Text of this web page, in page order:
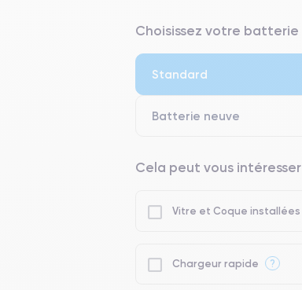
⭐ Premium
Choisissez votre batterie
Standard
Batterie neuve
Cela peut vous intéresser
Vitre et Coque installées
Chargeur rapide ?